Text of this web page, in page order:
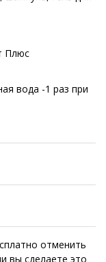
Плюс
вода -1 раз при
отменить
вы сделаете это